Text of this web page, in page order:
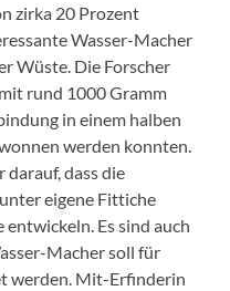
zirka 20 Prozent
Wasser-Macher
Wüste. Die Forscher
rund 1000 Gramm
in einem halben
werden konnten.
dass die
eigene Fittiche
entwickeln. Es sind auch
Macher soll für
werden. Mit-Erfinderin